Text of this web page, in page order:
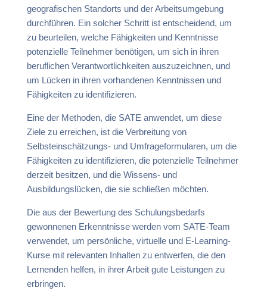
geografischen Standorts und der Arbeitsumgebung
durchführen. Ein solcher Schritt ist entscheidend, um
zu beurteilen, welche Fähigkeiten und Kenntnisse
potenzielle Teilnehmer benötigen, um sich in ihren
beruflichen Verantwortlichkeiten auszuzeichnen, und
um Lücken in ihren vorhandenen Kenntnissen und
Fähigkeiten zu identifizieren.
Eine der Methoden, die SATE anwendet, um diese
Ziele zu erreichen, ist die Verbreitung von
Selbsteinschätzungs- und Umfrageformularen, um die
Fähigkeiten zu identifizieren, die potenzielle Teilnehmer
derzeit besitzen, und die Wissens- und
Ausbildungslücken, die sie schließen möchten.
Die aus der Bewertung des Schulungsbedarfs
gewonnenen Erkenntnisse werden vom SATE-Team
verwendet, um persönliche, virtuelle und E-Learning-
Kurse mit relevanten Inhalten zu entwerfen, die den
Lernenden helfen, in ihrer Arbeit gute Leistungen zu
erbringen.